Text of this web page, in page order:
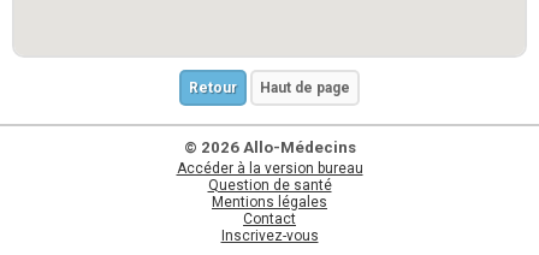
Retour Haut de page
© 2026 Allo-Médecins
Accéder à la version bureau
Question de santé
Mentions légales
Contact
Inscrivez-vous